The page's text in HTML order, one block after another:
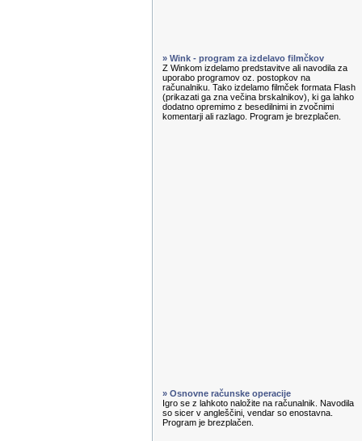
» Wink - program za izdelavo filmčkov
Z Winkom izdelamo predstavitve ali navodila za
uporabo programov oz. postopkov na
računalniku. Tako izdelamo filmček formata Flash
(prikazati ga zna večina brskalnikov), ki ga lahko
dodatno opremimo z besedilnimi in zvočnimi
komentarji ali razlago. Program je brezplačen.
» Osnovne računske operacije
Igro se z lahkoto naložite na računalnik. Navodila
so sicer v angleščini, vendar so enostavna.
Program je brezplačen.